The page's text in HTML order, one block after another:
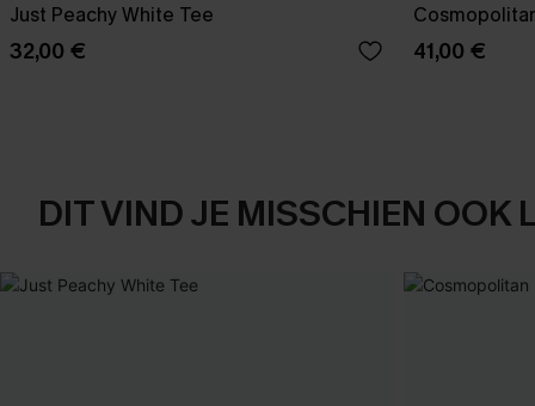
Just Peachy White Tee
32,00 € 41,00 €
DIT VIND JE MISSCHIEN OOK